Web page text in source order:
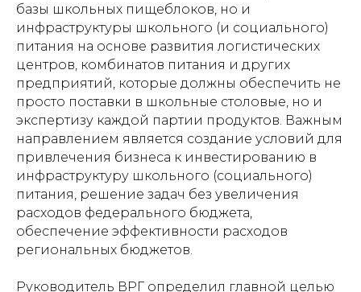
базы школьных пищеблоков, но и
инфраструктуры школьного (и социального)
питания на основе развития логистических
центров, комбинатов питания и других
предприятий, которые должны обеспечить не
просто поставки в школьные столовые, но и
экспертизу каждой партии продуктов. Важным
направлением является создание условий для
привлечения бизнеса к инвестированию в
инфраструктуру школьного (социального)
питания, решение задач без увеличения
расходов федерального бюджета,
обеспечение эффективности расходов
региональных бюджетов.
Руководитель ВРГ определил главной целью